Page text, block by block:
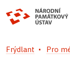
Frýdlant Pro